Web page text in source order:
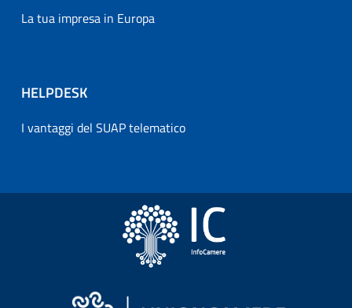
La tua impresa in Europa
HELPDESK
I vantaggi del SUAP telematico